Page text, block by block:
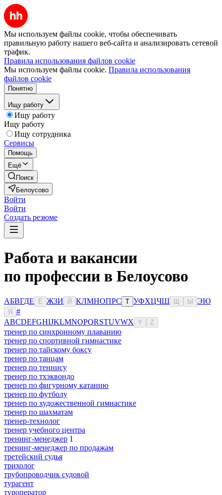
Мы используем файлы cookie, чтобы обеспечивать
правильную работу нашего веб-сайта и анализировать сетевой
трафик.
Правила использования файлов cookie
Мы используем файлы cookie. Правила использования
файлов cookie
Понятно
Ищу работу
Ищу работу
Ищу работу
Ищу сотрудника
Сервисы
Помощь
Ещё
Поиск
Белоусово
Войти
Войти
Создать резюме
Работа и вакансии
по профессии в Белоусово
АБВГДЕ Ё ЖЗИ Й КЛМНОПРС Т УФХЦЧШ Ы ЭЮ
Я
#
ABCDEFGHIJKLMNOPQRSTUVWX Y Z
тренер по синхронному плаванию
тренер по спортивной гимнастике
тренер по тайскому боксу
тренер по танцам
тренер по теннису
тренер по тхэквондо
тренер по фигурному катанию
тренер по футболу
тренер по художественной гимнастике
тренер по шахматам
тренер-технолог
тренер учебного центра
тренинг-менеджер 1
тренинг-менеджер по продажам
третейский судья
трихолог
трубопроводчик судовой
турагент
туроператор